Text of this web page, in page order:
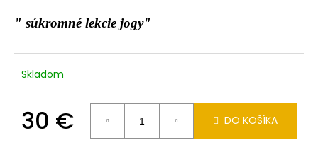
" súkromné lekcie jogy"
Skladom
30 € DO KOŠÍKA
O
á
s
ť
?